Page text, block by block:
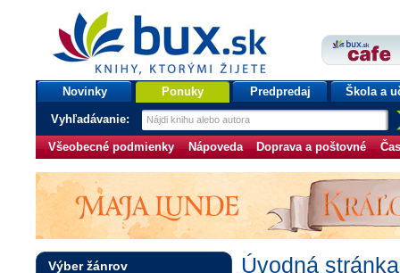
bux.sk
knihy, ktorými žijete
Úvodná stránka
Novinky Ponuky Predpredaj Škola a
Vyhľadávanie:
Všeobecné podmienky Nápoveda Doprava a poštovné
Úvodná stránka
Výber žánrov